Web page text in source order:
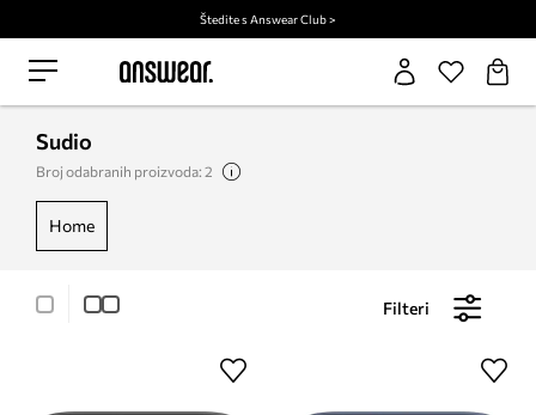
Štedite s Answear Club >
Sudio
Broj odabranih proizvoda: 2
home
Filteri